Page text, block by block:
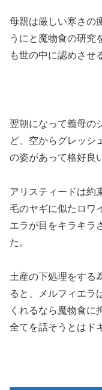
母親は厳しい寒さの
うにと魔物食の研究
も世の中に認めさせ
翌朝になって義母の
ど、空からグレッシ
の姿があって格好良
アリスティードは約
毛のヤギに似たロワ
エラが目をキラキラ
た。
土産の下処理をする
ると、メルフィエラ
くれるなら魔物食に
全てを話そうとはド